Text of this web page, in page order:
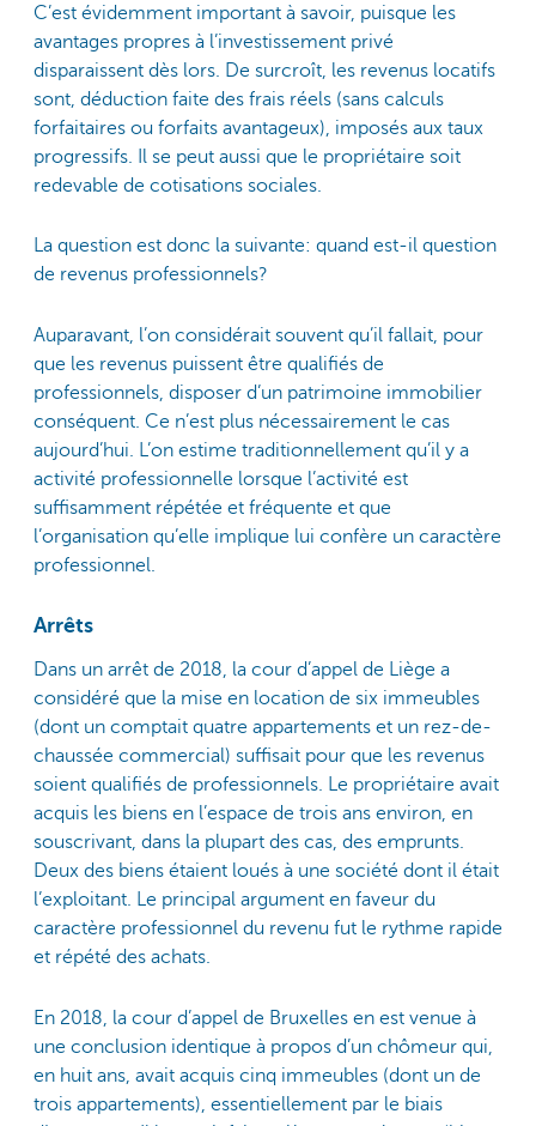
C’est évidemment important à savoir, puisque les
avantages propres à l’investissement privé
disparaissent dès lors. De surcroît, les revenus locatifs
sont, déduction faite des frais réels (sans calculs
forfaitaires ou forfaits avantageux), imposés aux taux
progressifs. Il se peut aussi que le propriétaire soit
redevable de cotisations sociales.
La question est donc la suivante: quand est-il question
de revenus professionnels?
Auparavant, l’on considérait souvent qu’il fallait, pour
que les revenus puissent être qualifiés de
professionnels, disposer d’un patrimoine immobilier
conséquent. Ce n’est plus nécessairement le cas
aujourd’hui. L’on estime traditionnellement qu’il y a
activité professionnelle lorsque l’activité est
suffisamment répétée et fréquente et que
l’organisation qu’elle implique lui confère un caractère
professionnel.
Arrêts
Dans un arrêt de 2018, la cour d’appel de Liège a
considéré que la mise en location de six immeubles
(dont un comptait quatre appartements et un rez-de-
chaussée commercial) suffisait pour que les revenus
soient qualifiés de professionnels. Le propriétaire avait
acquis les biens en l’espace de trois ans environ, en
souscrivant, dans la plupart des cas, des emprunts.
Deux des biens étaient loués à une société dont il était
l’exploitant. Le principal argument en faveur du
caractère professionnel du revenu fut le rythme rapide
et répété des achats.
En 2018, la cour d’appel de Bruxelles en est venue à
une conclusion identique à propos d’un chômeur qui,
en huit ans, avait acquis cinq immeubles (dont un de
trois appartements), essentiellement par le biais